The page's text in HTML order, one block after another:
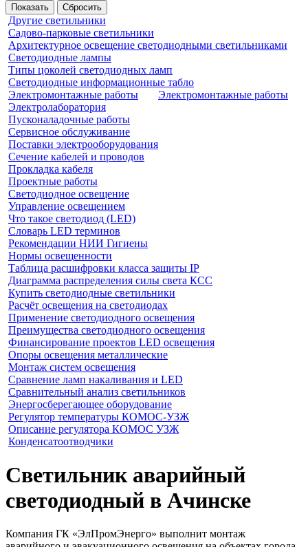
Показать Сбросить
Другие светильники
Садово-парковые светильники
Архитектурное освещение светодиодными светильниками
Светодиодные лампы
Типы цоколей светодиодных ламп
Светодиодные информационные табло
Электромонтажные работы
Электромонтажные работы
Электролаборатория
Пусконаладочные работы
Сервисное обслуживание
Поставки электрооборудования
Сечение кабелей и проводов
Прокладка кабеля
Проектные работы
Светодиодное освещение
Управление освещением
Что такое светодиод (LED)
Словарь LED терминов
Рекомендации НИИ Гигиены
Нормы освещенности
Таблица расшифровки класса защиты IP
Диаграмма распределения силы света КСС
Купить светодиодные светильники
Расчёт освещения на светодиодах
Применение светодиодного освещения
Преимущества светодиодного освещения
Финансирование проектов LED освещения
Опоры освещения металлические
Монтаж систем освещения
Сравнение ламп накаливания и LED
Сравнительный анализ светильников
Энергосберегающее оборудование
Регулятор температуры КОМОС-УЗЖ
Описание регулятора КОМОС УЗЖ
Конденсатоотводчики
Светильник аварийный
светодиодный в Ачинске
Компания ГК «ЭлПромЭнерго» выполнит монтаж